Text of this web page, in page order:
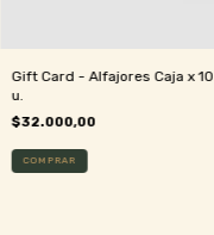
Gift Card - Alfajores Caja x 10
u.
$32.000,00